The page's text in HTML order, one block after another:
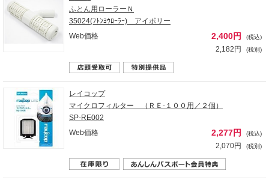
ふとん用ローラーＮ
35024(ﾌﾄﾝﾖｳﾛｰﾗｰ) アイボリー
Web価格
2,400円 (税込)
2,182円 (税別)
レイコップ
マイクロフィルター （ＲＥ‐１００用／２個）
SP-RE002
Web価格
2,277円 (税込)
2,070円 (税別)